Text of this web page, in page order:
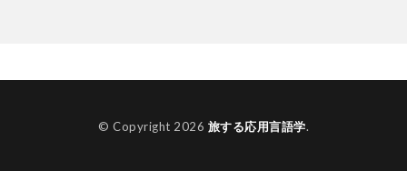
© Copyright 2026 旅する応用言語学.